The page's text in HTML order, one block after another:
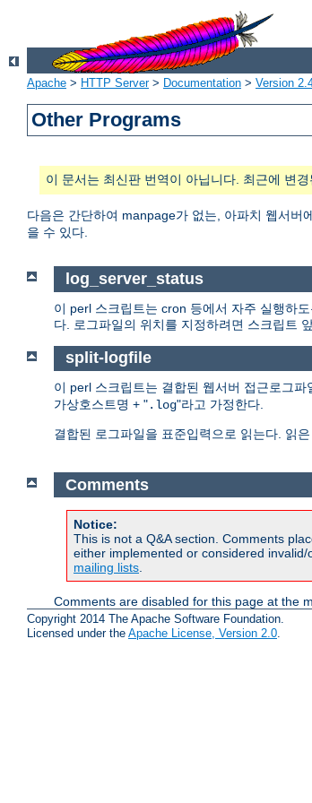
Apache > HTTP Server> Documentation > Version
Other Programs
이 문서는 최신판 번역이 아닙니다. 최근에 변
다음은 간단하여 manpage가 없는, 아파치 웹서버
을 수 있다.
log_server_status
이 perl 스크립트는 cron 등에서 자주 실행하
다. 로그파일의 위치를 지정하려면 스크립트
split-logfile
이 perl 스크립트는 결합된 웹서버 접근로그
가상호스트명 + ".log"라고 가정한다.
결합된 로그파일을 표준입력으로 읽는다. 읽
Comments
Notice:
This is not a Q&A section. Comments
either implemented or considered
mailing lists.
Comments are disabled for this page at the
Copyright 2014 The Apache Software Foundation.
Licensed under the Apache License, Version 2.0